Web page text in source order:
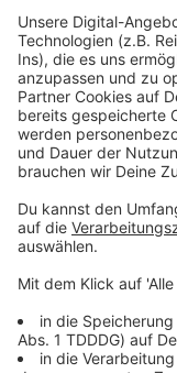
Unsere
Natürlich könnt
Webradio hören.
unseren Stream